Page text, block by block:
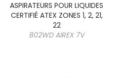
ASPIRATEURS POUR LIQUIDES
CERTIFIÉ ATEX ZONES 1, 2, 21,
22
802WD AIREX 7V